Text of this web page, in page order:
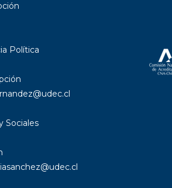
Política
Sociales